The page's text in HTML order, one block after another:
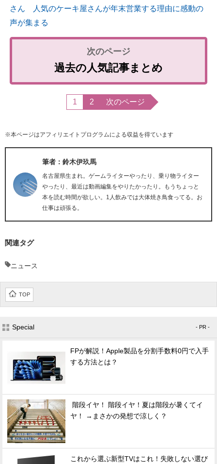
さん 人気のケーキ屋さんが年末営業する理由に感動の
声が集まる
過去の人気記事まとめ
1 2 次のページ
※本ページはアフィリエイトプログラムによる収益を得ています
筆者：鈴木伊玖馬
名古屋県生まれ。ゲームライターやったり、乗り物ライター
やったり、最近は動画編集をやりたかったり。もうちょっと
本を読む時間が欲しい。1人飲みでは大体焼き鳥食ってる。お
仕事は頑張る。
関連タグ
ニュース
TOP
Special - PR -
FPが解説！Apple製品を分割手数料0円で入手
する方法とは？
階段イヤ！ 階段イヤ！夏は階段が暑くてイ
ヤ！ →まさかの発想で涼しく？
これから選ぶ新型TVはこれ！失敗しない選び